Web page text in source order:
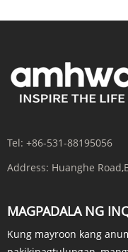
Tel: +86-531-88195056
Address: Huanghe
MAGPADALA NG
Kung mayroon kang